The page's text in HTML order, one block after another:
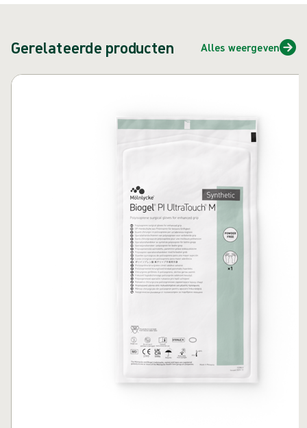
Gerelateerde producten Alles weergeven